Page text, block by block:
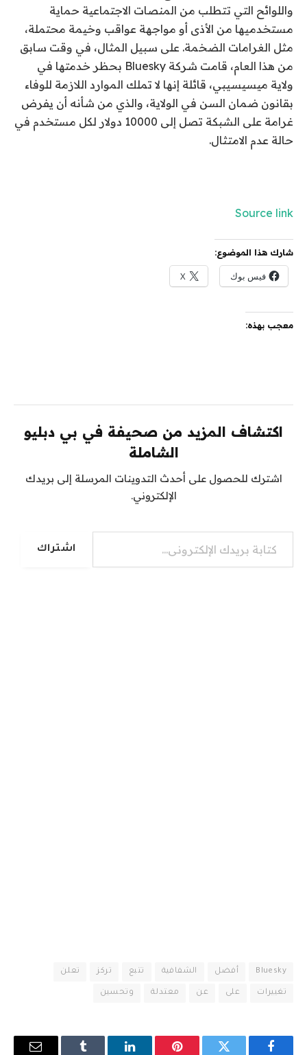
واللوائح التي تتطلب من المنصات الاجتماعية حماية
مستخدميها من الأذى أو مواجهة عواقب وخيمة محتملة،
مثل الغرامات الضخمة. على سبيل المثال، في وقت سابق
من هذا العام، قامت شركة Bluesky بحظر خدمتها في
ولاية ميسيسيبي، قائلة إنها لا تملك الموارد اللازمة للوفاء
بقانون ضمان السن في الولاية، والذي من شأنه أن يفرض
غرامة على الشبكة تصل إلى 10000 دولار لكل مستخدم في
حالة عدم الامتثال.
Source link
شارك هذا الموضوع:
فيس بوك X
معجب بهذه:
اكتشاف المزيد من صحيفة في بي دبليو
الشاملة
اشترك للحصول على أحدث التدوينات المرسلة إلى بريدك
الإلكتروني.
كتابة بريدك الإلكتروني...
اشتراك
Bluesky أفضل الشفافية تتبع تركز تعلن
تغييرات على عن معتدلة وتحسين